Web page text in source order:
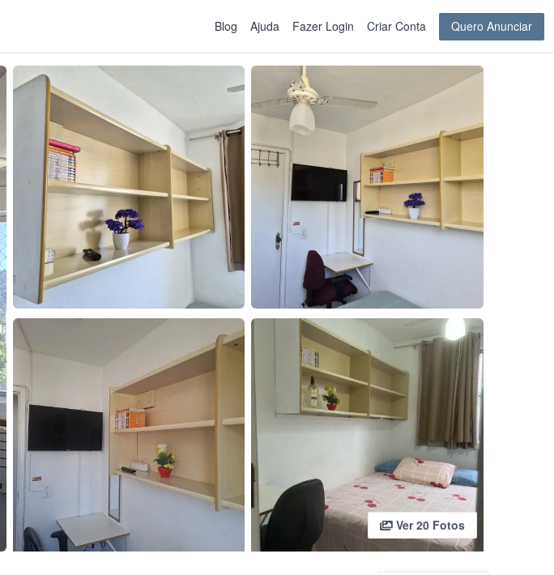
Blog Ajuda Fazer Login Criar Conta Quero Anunciar
Ver 20 Fotos